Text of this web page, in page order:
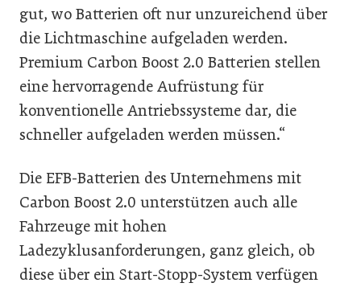
gut, wo Batterien oft nur unzureichend über
die Lichtmaschine aufgeladen werden.
Premium Carbon Boost 2.0 Batterien stellen
eine hervorragende Aufrüstung für
konventionelle Antriebssysteme dar, die
schneller aufgeladen werden müssen.“
Die EFB-Batterien des Unternehmens mit
Carbon Boost 2.0 unterstützen auch alle
Fahrzeuge mit hohen
Ladezyklusanforderungen, ganz gleich, ob
diese über ein Start-Stopp-System verfügen